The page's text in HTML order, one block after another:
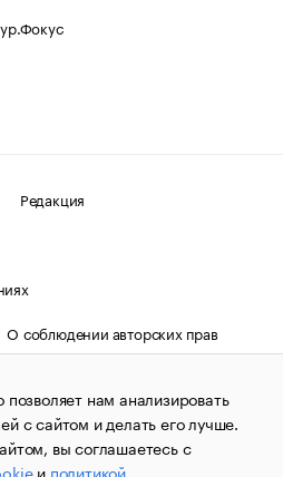
Редакция
О соблюдении авторских прав
агентства «РБК»
службой по надзору в сфере
и массовых
09.12.2015 за номером ИА
пометкой «РБК». Отдельные
нам анализировать
с сайтом и делать его лучше.
вы соглашаетесь с
и политикой